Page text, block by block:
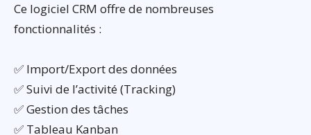
Ce logiciel CRM offre de nombreuses
fonctionnalités :
✅ Import/Export des données
✅ Suivi de l’activité (Tracking)
✅ Gestion des tâches
✅ Tableau Kanban